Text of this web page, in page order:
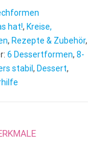
hat!, Kreise,
, Rezepte & Zubehör,
6 Dessertformen, 8-
stabil, Dessert,